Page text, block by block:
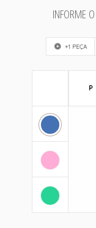
INFORME
+1 PEÇA
P